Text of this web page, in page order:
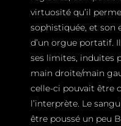
virtuosité qu’il
sophistiquée, et son
d’un orgue portatif.
ses limites, induites
main droite/main
celle-ci pouvait être
l’interprète. Le
être poussé un peu